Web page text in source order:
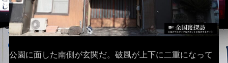
公園に面した南側が玄関だ。破風が上下に二重になって